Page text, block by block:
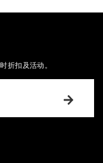
折扣及活动。